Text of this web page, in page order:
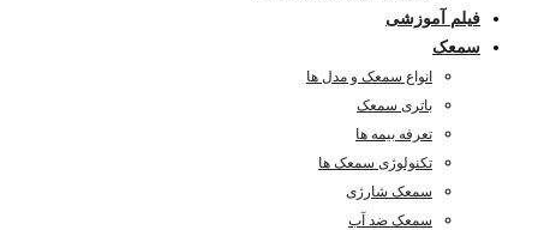
فیلم آموزشی
سمعک
انواع سمعک و مدل ها
باتری سمعک
تعرفه بیمه ها
تکنولوژی سمعک ها
سمعک شارژی
سمعک ضد آب